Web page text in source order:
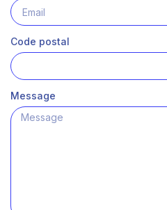
Code postal
Message